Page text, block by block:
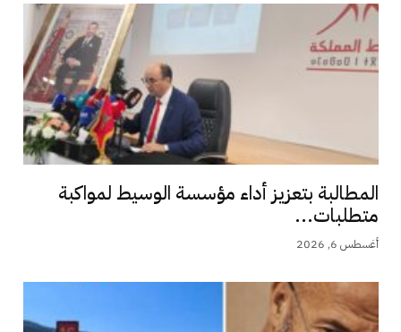
المطالبة بتعزيز أداء مؤسسة الوسيط لمواكبة
متطلبات...
أغسطس 6, 2026